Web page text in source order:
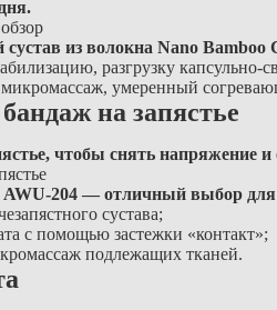
из волокна Nano
разгрузку капсульно-
умеренный
на запястье
чтобы снять напряжение и
AWU-204 — отличный выбор
сустава;
с помощью застежки «контакт»;
подлежащих тканей.